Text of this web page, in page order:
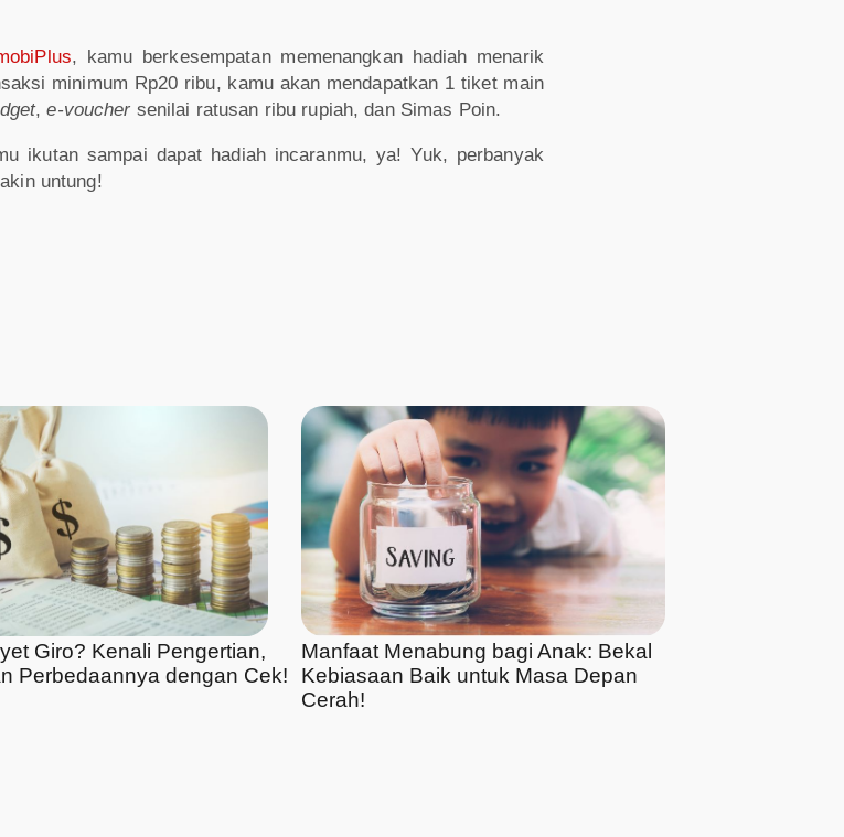
, kamu berkesempatan memenangkan hadiah menarik
minimum Rp20 ribu, kamu akan mendapatkan 1 tiket main
,e-voucher senilai ratusan ribu rupiah, dan Simas Poin.
ikutan sampai dapat hadiah incaranmu, ya! Yuk, perbanyak
untung!
Giro? Kenali Pengertian,
Perbedaannya dengan Cek!
Manfaat Menabung bagi Anak: Bekal
Kebiasaan Baik untuk Masa Depan
Cerah!